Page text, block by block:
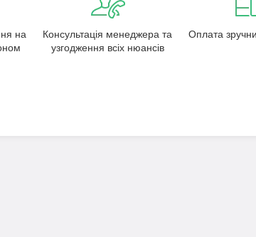
на
Консультація менеджера та
узгодження всіх нюансів
Оплата